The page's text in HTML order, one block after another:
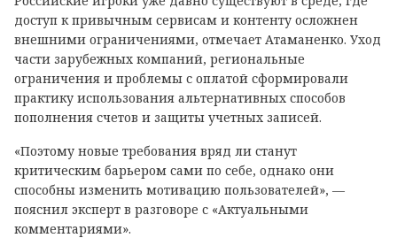
доступ к привычным сервисам и контенту осложнен
внешними ограничениями, отмечает Атаманенко. Уход
части зарубежных компаний, региональные
ограничения и проблемы с оплатой сформировали
практику использования альтернативных способов
пополнения счетов и защиты учетных записей.
«Поэтому новые требования вряд ли станут
критическим барьером сами по себе, однако они
способны изменить мотивацию пользователей», —
пояснил эксперт в разговоре с «Актуальными
комментариями».